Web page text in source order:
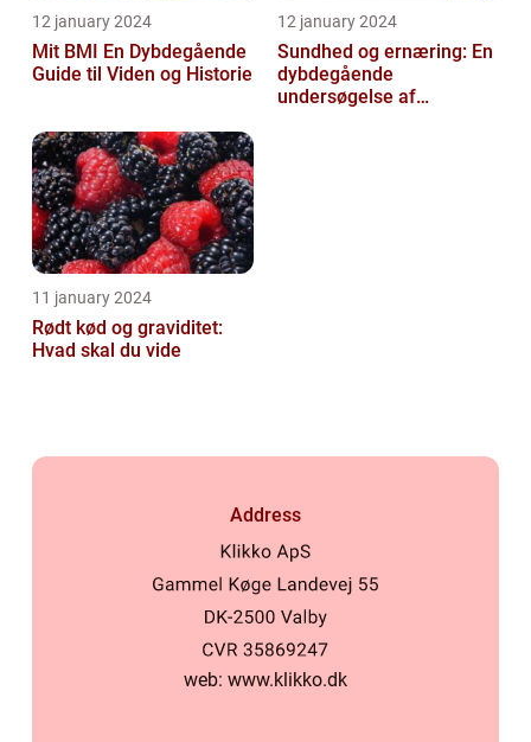
12 january 2024
Mit BMI En Dybdegående
Guide til Viden og Historie
12 january 2024
Sundhed og ernæring: En
dybdegående
undersøgelse af
11 january 2024
Rødt kød og graviditet:
Hvad skal du vide
Address
web: www.klikko.dk